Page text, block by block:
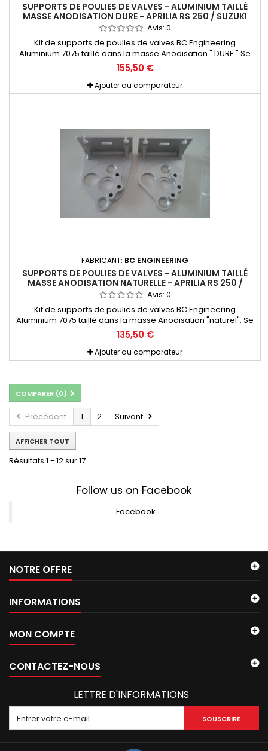
SUPPORTS DE POULIES DE VALVES - ALUMINIUM TAILLÉ
MASSE ANODISATION DURE - APRILIA RS 250 / SUZUKI
RGV 250 - BC ENGINEERING
Avis: 0
Kit de supports de poulies de valves BC Engineering
Aluminium 7075 taillé dans la masse Anodisation " DURE " Se
monte en lieu et place de l'origine et peut être utilisé soit avec
les poulies BC ou les origine. Gain de poids considérable,
gaine de rigidité pour beaucoup plus de précision. Réglage
ULTRA facilité grâce à la pige de réglage (fournie)
155,50 €
Ajouter au comparateur
FABRICANT: BC ENGINEERING
SUPPORTS DE POULIES DE VALVES - ALUMINIUM TAILLÉ
MASSE ANODISATION NATURELLE - APRILIA RS 250 /
SUZUKI RGV 250 - BC ENGINEERING
Avis: 0
Kit de supports de poulies de valves BC Engineering
Aluminium 7075 taillé dans la masse Anodisation "naturel". Se
monte en lieu et place de l'origine et peut être utilisé soit avec
les poulies BC ou les origine. Gain de poids considérable,
gaine de rigidité pour beaucoup plus de précision. Réglage
ULTRA facilité grâce à la pige de réglage (fournie)
135,50 €
Ajouter au comparateur
COMPARER (0)
Précédent 1 2 Suivant
AFFICHER TOUT
Résultats 1 - 12 sur 17.
Follow us on Facebook
Facebook
NOTRE OFFRE
INFORMATIONS
MON COMPTE
CONTACTEZ-NOUS
LETTRE D'INFORMATIONS
SOUSCRIRE